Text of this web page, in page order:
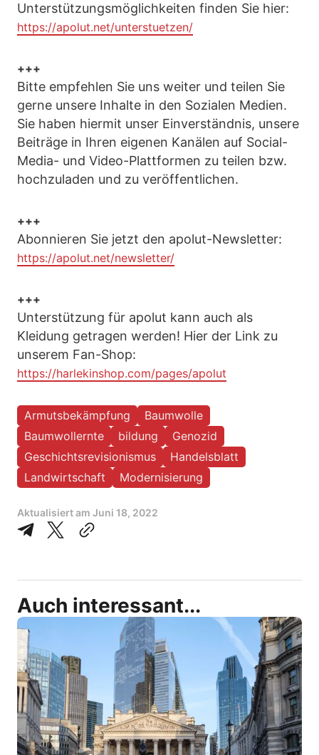
Unterstützungsmöglichkeiten finden Sie hier:
https://apolut.net/unterstuetzen/
+++
Bitte empfehlen Sie uns weiter und teilen Sie
gerne unsere Inhalte in den Sozialen Medien.
Sie haben hiermit unser Einverständnis, unsere
Beiträge in Ihren eigenen Kanälen auf Social-
Media- und Video-Plattformen zu teilen bzw.
hochzuladen und zu veröffentlichen.
+++
Abonnieren Sie jetzt den apolut-Newsletter:
https://apolut.net/newsletter/
+++
Unterstützung für apolut kann auch als
Kleidung getragen werden! Hier der Link zu
unserem Fan-Shop:
https://harlekinshop.com/pages/apolut
Armutsbekämpfung
Baumwolle
Baumwollernte
bildung
Genozid
Geschichtsrevisionismus
Handelsblatt
Landwirtschaft
Modernisierung
Aktualisiert am Juni 18, 2022
Auch interessant...